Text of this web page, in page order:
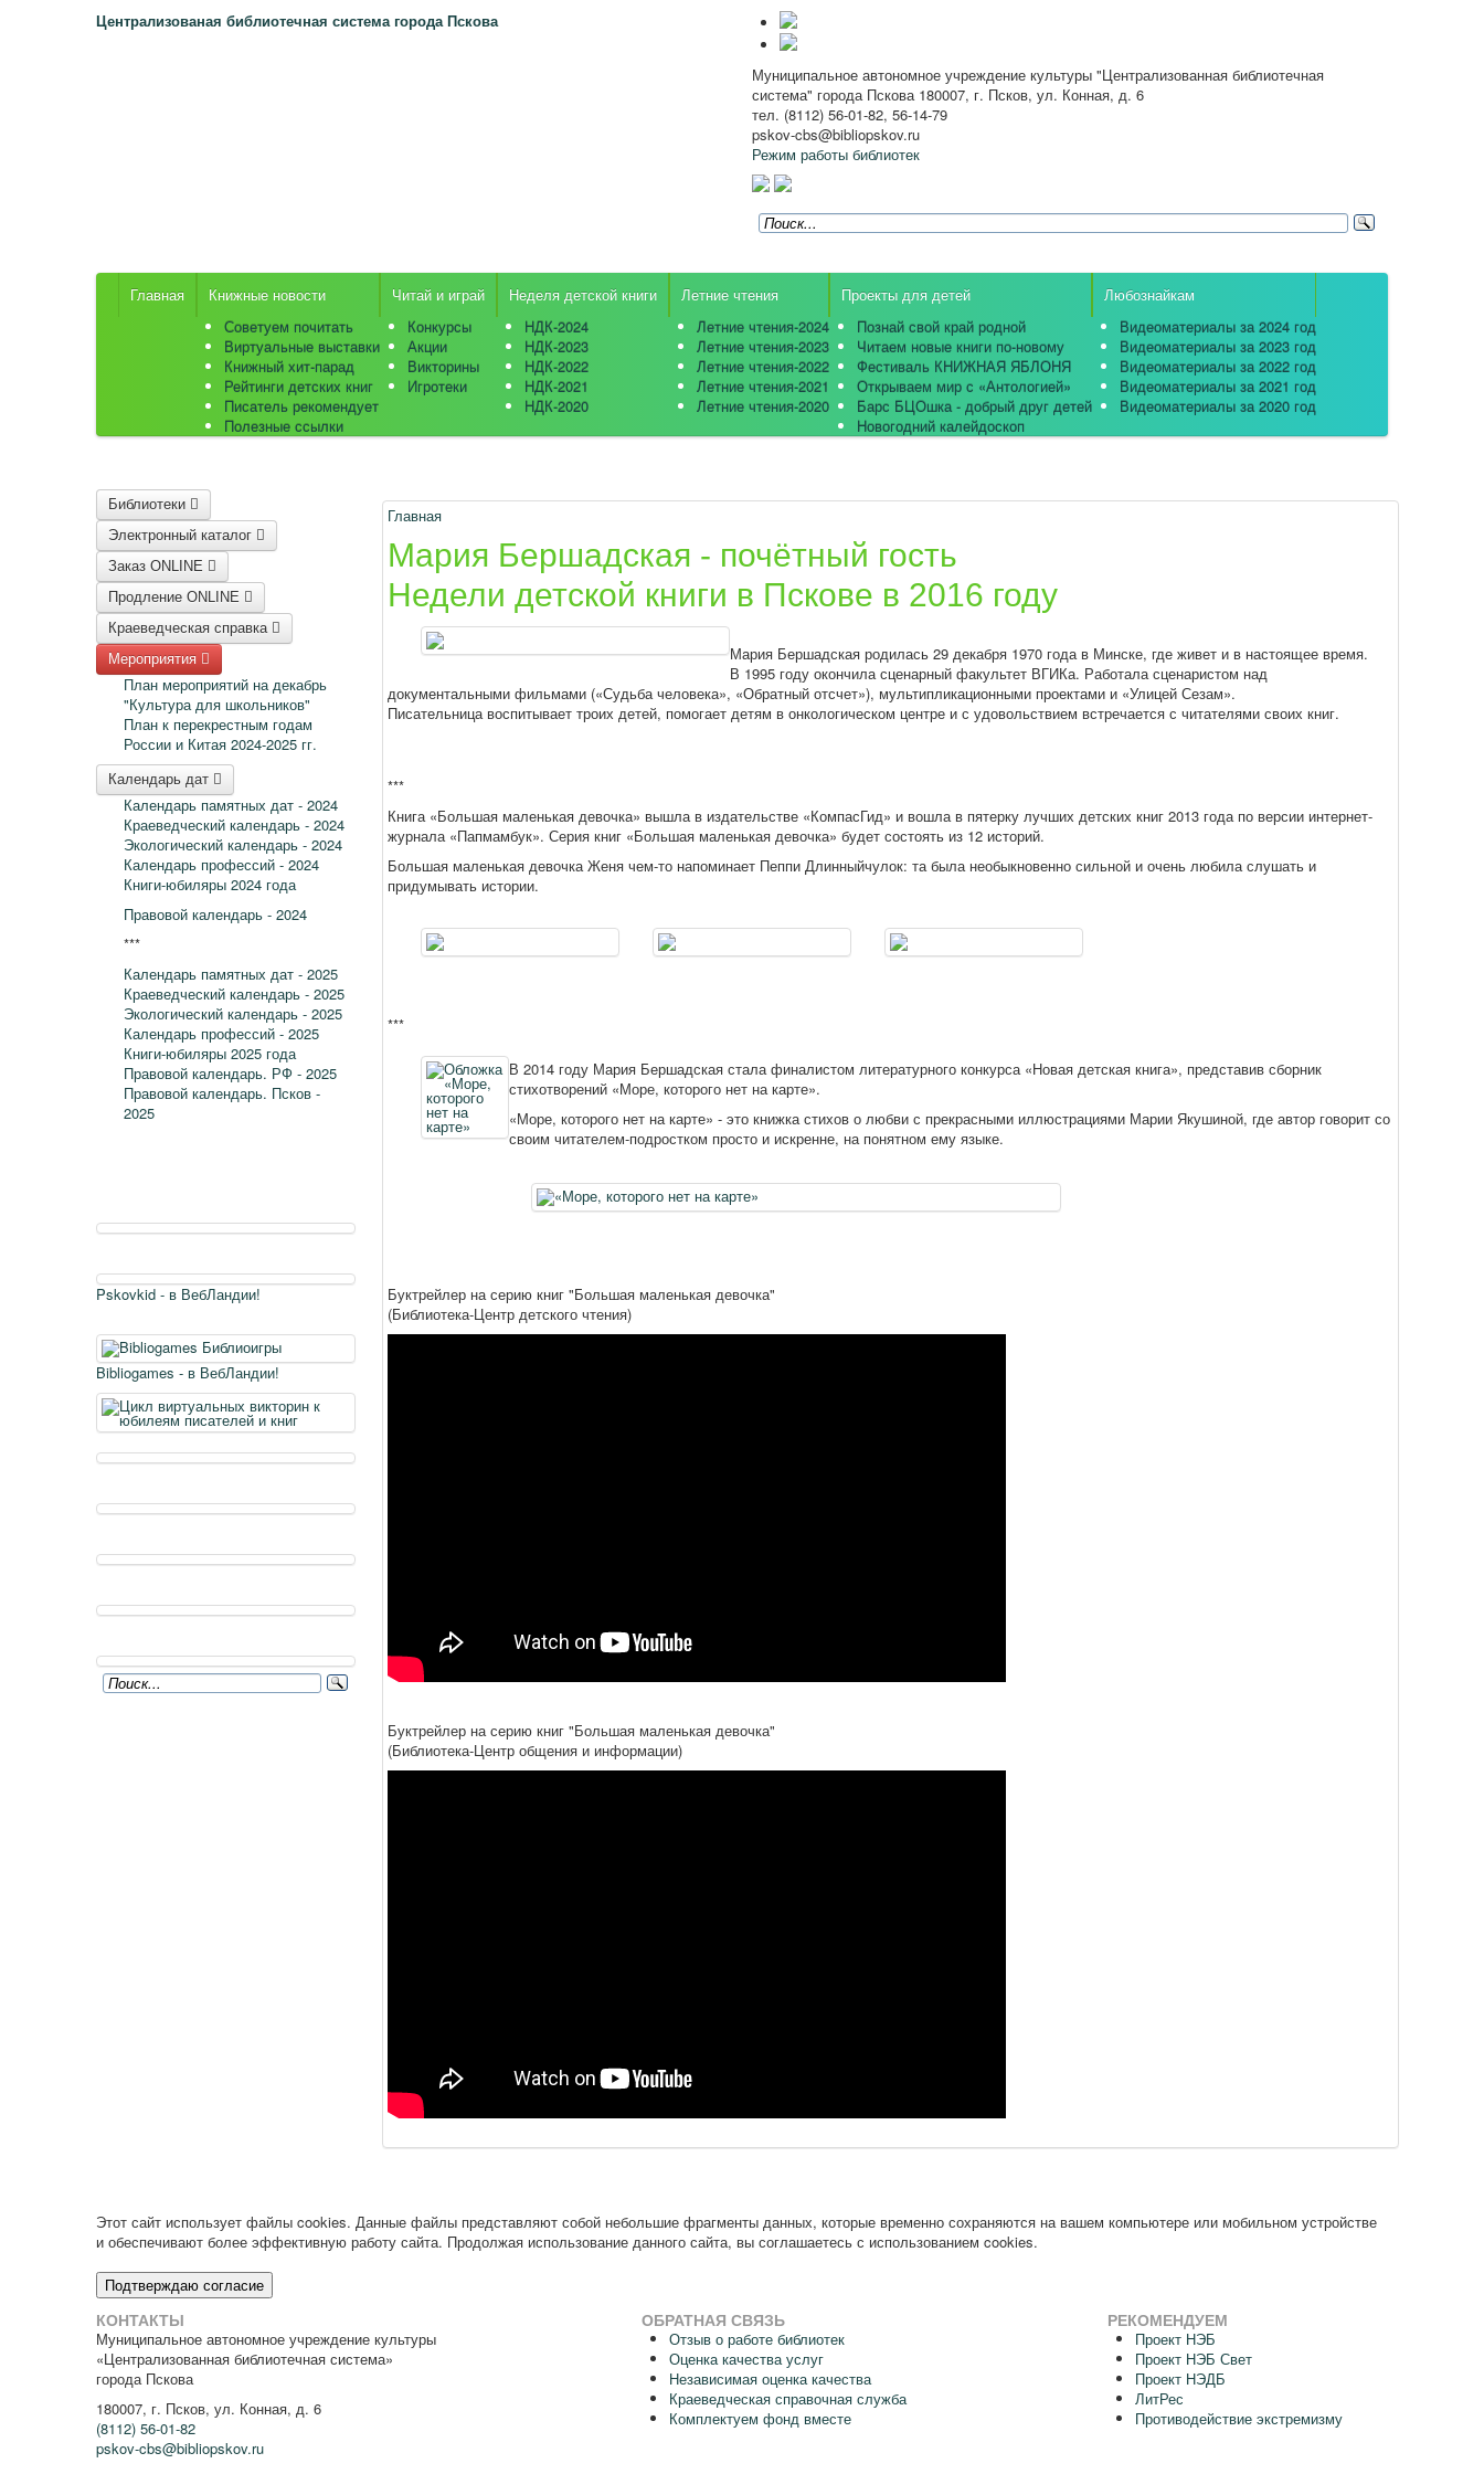
Централизованая библиотечная система города Пскова
Муниципальное автономное учреждение культуры "Централизованная библиотечная
система" города Пскова 180007, г. Псков, ул. Конная, д. 6
тел. (8112) 56-01-82, 56-14-79
pskov-cbs@bibliopskov.ru
Режим работы библиотек
Главная
Книжные новости
Советуем почитать
Виртуальные выставки
Книжный хит-парад
Рейтинги детских книг
Писатель рекомендует
Полезные ссылки
Читай и играй
Конкурсы
Акции
Викторины
Игротеки
Неделя детской книги
НДК-2024
НДК-2023
НДК-2022
НДК-2021
НДК-2020
Летние чтения
Летние чтения-2024
Летние чтения-2023
Летние чтения-2022
Летние чтения-2021
Летние чтения-2020
Проекты для детей
Познай свой край родной
Читаем новые книги по-новому
Фестиваль КНИЖНАЯ ЯБЛОНЯ
Открываем мир с «Антологией»
Барс БЦОшка - добрый друг детей
Новогодний калейдоскоп
Любознайкам
Видеоматериалы за 2024 год
Видеоматериалы за 2023 год
Видеоматериалы за 2022 год
Видеоматериалы за 2021 год
Видеоматериалы за 2020 год
Библиотеки
Электронный каталог
Заказ ONLINE
Продление ONLINE
Краеведческая справка
Мероприятия
План мероприятий на декабрь
"Культура для школьников"
План к перекрестным годам
России и Китая 2024-2025 гг.
Календарь дат
Календарь памятных дат - 2024
Краеведческий календарь - 2024
Экологический календарь - 2024
Календарь профессий - 2024
Книги-юбиляры 2024 года
Правовой календарь - 2024
***
Календарь памятных дат - 2025
Краеведческий календарь - 2025
Экологический календарь - 2025
Календарь профессий - 2025
Книги-юбиляры 2025 года
Правовой календарь. РФ - 2025
Правовой календарь. Псков -
2025
Pskovkid - в ВебЛандии!
Bibliogames - в ВебЛандии!
Главная
Мария Бершадская - почётный гость
Недели детской книги в Пскове в 2016 году
Мария Бершадскаяродилась 29 декабря 1970 года в Минске, где живет и в настоящее время.
В 1995 году окончила сценарный факультет ВГИКа. Работала сценаристом над
документальными фильмами («Судьба человека», «Обратный отсчет»), мультипликационными проектами и «Улицей Сезам».
Писательница воспитывает троих детей, помогает детям в онкологическом центре и с удовольствием встречается с читателями своих книг.
***
Книга «Большая маленькая девочка» вышла в издательстве «КомпасГид» и вошла в пятерку лучших детских книг 2013 года по версии интернет-
журнала «Папмамбук». Серия книг «Большая маленькая девочка» будет состоять из 12 историй.
Большая маленькая девочка Женя чем-то напоминает Пеппи Длинныйчулок: та была необыкновенно сильной и очень любила слушать и
придумывать истории.
***
В 2014 году Мария Бершадская стала финалистом литературного конкурса «Новая детская книга», представивсборник
стихотворений «Море, которого нет на карте».
«Море, которого нет на карте» - это книжка стихов о любви с прекрасными иллюстрациями Марии Якушиной, где автор говорит со
своим читателем-подростком просто и искренне, на понятном ему языке.
Буктрейлер на серию книг "Большая маленькая девочка"
(Библиотека-Центр детского чтения)
Буктрейлер на серию книг "Большая маленькая девочка"
(Библиотека-Центр общения и информации)
Этот сайт использует файлы cookies. Данные файлы представляют собой небольшие фрагменты данных, которые временно сохраняются на вашем компьютере или мобильном устройстве
и обеспечивают более эффективную работу сайта. Продолжая использование данного сайта, вы соглашаетесь с использованием cookies.
Подтверждаю согласие
КОНТАКТЫ
Муниципальное автономное учреждение культуры
«Централизованная библиотечная система»
города Пскова
180007, г. Псков, ул. Конная, д. 6
(8112) 56-01-82
pskov-cbs@bibliopskov.ru
ОБРАТНАЯ СВЯЗЬ
Отзыв о работе библиотек
Оценка качества услуг
Независимая оценка качества
Краеведческая справочная служба
Комплектуем фонд вместе
РЕКОМЕНДУЕМ
Проект НЭБ
Проект НЭБ Свет
Проект НЭДБ
ЛитРес
Противодействие экстремизму